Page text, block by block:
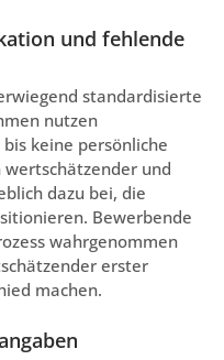
und fehlende
standardisierte
nutzen
keine persönliche
und
dazu bei, die
Bewerbende
wahrgenommen
erster
machen.